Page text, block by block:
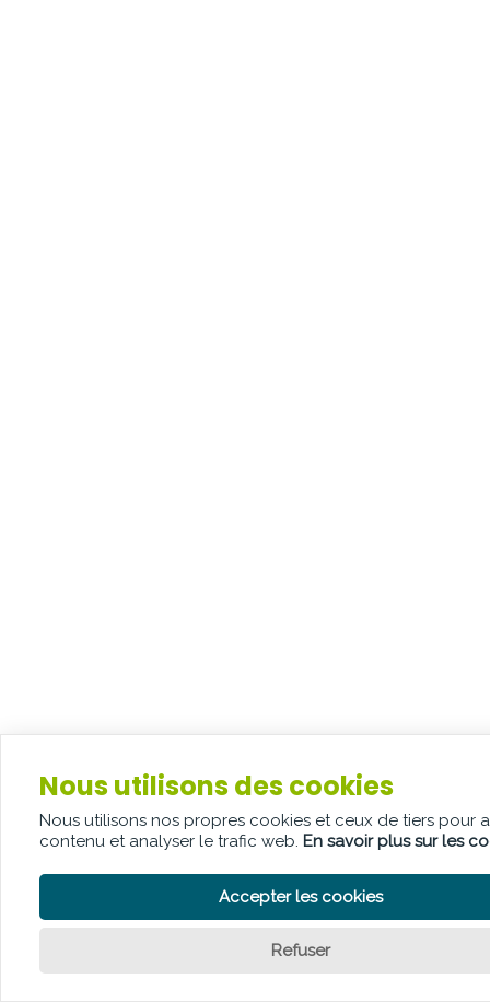
Nous utilisons des cookies
Nous utilisons nos propres cookies et ceux de tiers pour
contenu et analyser le trafic web. En savoir plus sur les
Accepter les cookies
Refuser